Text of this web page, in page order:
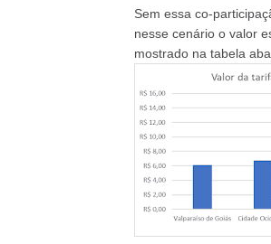
Sem essa co-
nesse cenário o valor
mostrado na tabela